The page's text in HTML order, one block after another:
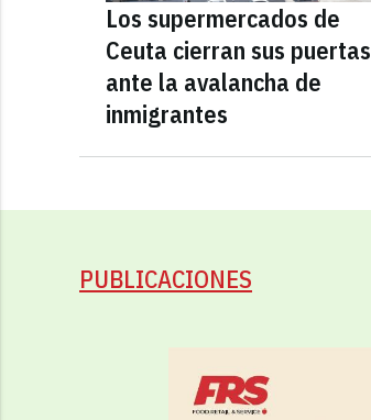
Los supermercados de
Ceuta cierran sus puertas
ante la avalancha de
inmigrantes
PUBLICACIONES